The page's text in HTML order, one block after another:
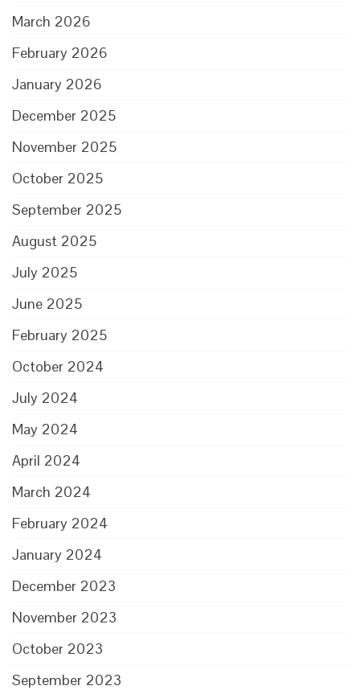
March 2026
February 2026
January 2026
December 2025
November 2025
October 2025
September 2025
August 2025
July 2025
June 2025
February 2025
October 2024
July 2024
May 2024
April 2024
March 2024
February 2024
January 2024
December 2023
November 2023
October 2023
September 2023